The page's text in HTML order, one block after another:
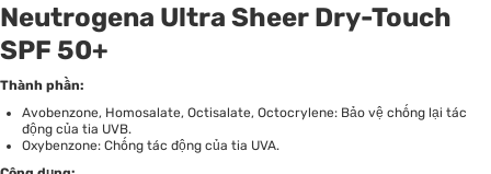
Neutrogena Ultra Sheer Dry-Touch
SPF 50+
Thành phần:
Avobenzone, Homosalate, Octisalate, Octocrylene: Bảo vệ chống lại tác
động của tia UVB.
Oxybenzone: Chống tác động của tia UVA.